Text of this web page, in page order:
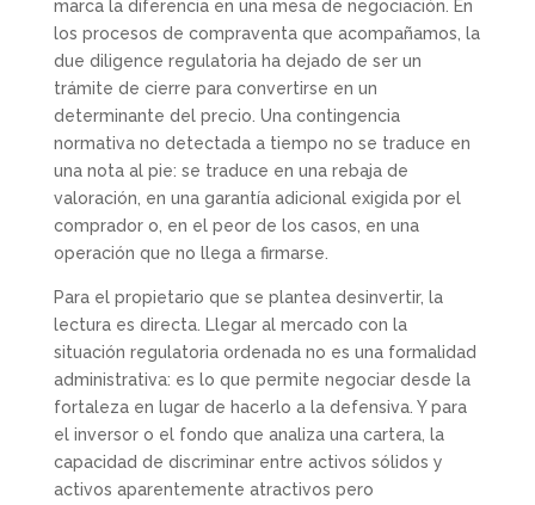
marca la diferencia en una mesa de negociación. En
los procesos de compraventa que acompañamos, la
due diligence regulatoria ha dejado de ser un
trámite de cierre para convertirse en un
determinante del precio. Una contingencia
normativa no detectada a tiempo no se traduce en
una nota al pie: se traduce en una rebaja de
valoración, en una garantía adicional exigida por el
comprador o, en el peor de los casos, en una
operación que no llega a firmarse.
Para el propietario que se plantea desinvertir, la
lectura es directa. Llegar al mercado con la
situación regulatoria ordenada no es una formalidad
administrativa: es lo que permite negociar desde la
fortaleza en lugar de hacerlo a la defensiva. Y para
el inversor o el fondo que analiza una cartera, la
capacidad de discriminar entre activos sólidos y
activos aparentemente atractivos pero